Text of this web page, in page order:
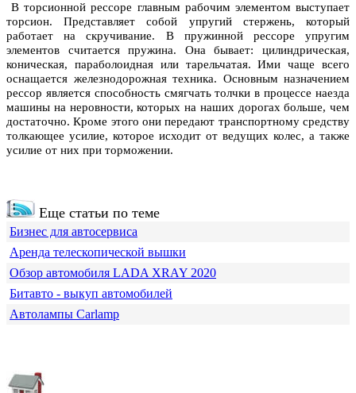
В торсионной рессоре главным рабочим элементом выступает
торсион. Представляет собой упругий стержень, который
работает на скручивание. В пружинной рессоре упругим
элементов считается пружина. Она бывает: цилиндрическая,
коническая, параболоидная или тарельчатая. Ими чаще всего
оснащается железнодорожная техника. Основным назначением
рессор является способность смягчать толчки в процессе наезда
машины на неровности, которых на наших дорогах больше, чем
достаточно. Кроме этого они передают транспортному средству
толкающее усилие, которое исходит от ведущих колес, а также
усилие от них при торможении.
Еще статьи по теме
Бизнес для автосервиса
Аренда телескопической вышки
Обзор автомобиля LADA XRAY 2020
Битавто - выкуп автомобилей
Автолампы Carlamp